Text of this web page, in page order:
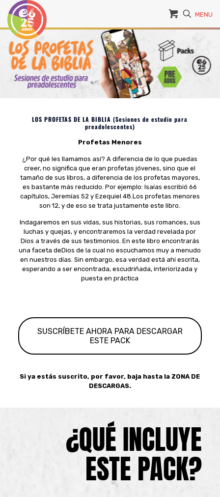
MENU
LOS PROFETAS DE LA BIBLIA (Sesiones de estudio para
preadolescentes)
Profetas Menores
¿Por qué les llamamos así? A diferencia de lo que puedas
creer, no significa que eran profetas jóvenes, sino que el
tamaño de sus libros, a diferencia de los profetas mayores,
es bastante más reducido. Por ejemplo: Isaías escribió 66
capítulos, Jeremías 52 y Ezequiel 48.Los profetas menores
son 12, y de eso se trata justamente este libro.
Indagaremos en sus vidas, sus historias, sus romances, sus
luchas y quejas, y encontraremos la verdad revelada por
Dios a través de sus testimonios. En este libro encontrarás
una faceta deDios de la cual no escuchamos muy a menudo
en nuestros días. Sin embargo, esa verdad está ahí escrita,
esperando a ser encontrada, escudriñada, interiorizada y
puesta en práctica
SUSCRÍBETE AHORA PARA DESCARGAR
ESTE PACK
Si ya estás suscrito, por favor, baja hasta la ZONA DE
DESCARGAS.
¿QUÉ INCLUYE
ESTE PACK?